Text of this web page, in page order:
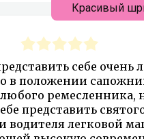
себе очень
в положении
ремесленника,
представить
водителя легковой
Красивый